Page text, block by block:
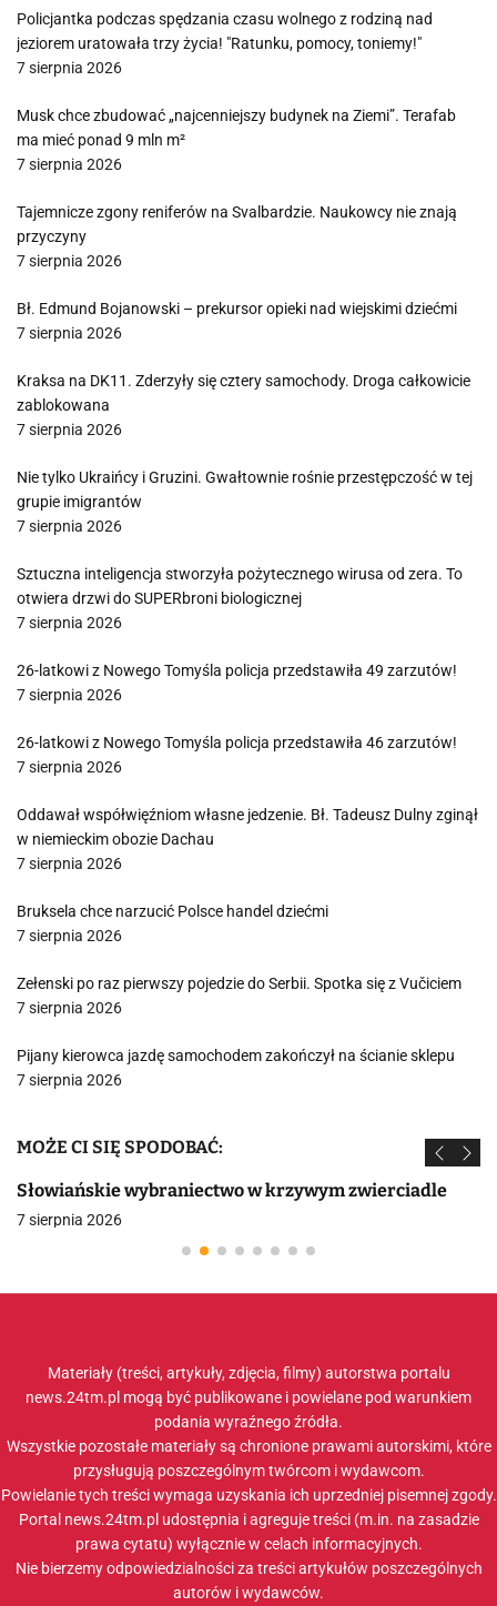
Policjantka podczas spędzania czasu wolnego z rodziną nad
jeziorem uratowała trzy życia! "Ratunku, pomocy, toniemy!"
7 sierpnia 2026
Musk chce zbudować „najcenniejszy budynek na Ziemi”. Terafab
ma mieć ponad 9 mln m²
7 sierpnia 2026
Tajemnicze zgony reniferów na Svalbardzie. Naukowcy nie znają
przyczyny
7 sierpnia 2026
Bł. Edmund Bojanowski – prekursor opieki nad wiejskimi dziećmi
7 sierpnia 2026
Kraksa na DK11. Zderzyły się cztery samochody. Droga całkowicie
zablokowana
7 sierpnia 2026
Nie tylko Ukraińcy i Gruzini. Gwałtownie rośnie przestępczość w tej
grupie imigrantów
7 sierpnia 2026
Sztuczna inteligencja stworzyła pożytecznego wirusa od zera. To
otwiera drzwi do SUPERbroni biologicznej
7 sierpnia 2026
26-latkowi z Nowego Tomyśla policja przedstawiła 49 zarzutów!
7 sierpnia 2026
26-latkowi z Nowego Tomyśla policja przedstawiła 46 zarzutów!
7 sierpnia 2026
Oddawał współwięźniom własne jedzenie. Bł. Tadeusz Dulny zginął
w niemieckim obozie Dachau
7 sierpnia 2026
Bruksela chce narzucić Polsce handel dziećmi
7 sierpnia 2026
Zełenski po raz pierwszy pojedzie do Serbii. Spotka się z Vučiciem
7 sierpnia 2026
Pijany kierowca jazdę samochodem zakończył na ścianie sklepu
7 sierpnia 2026
MOŻE CI SIĘ SPODOBAĆ:
Słowiańskie wybraniectwo w krzywym zwierciadle
7 sierpnia 2026
Materiały (treści, artykuły, zdjęcia, filmy) autorstwa portalu
news.24tm.pl mogą być publikowane i powielane pod warunkiem
podania wyraźnego źródła.
Wszystkie pozostałe materiały są chronione prawami autorskimi, które
przysługują poszczególnym twórcom i wydawcom.
Powielanie tych treści wymaga uzyskania ich uprzedniej pisemnej zgody.
Portal news.24tm.pl udostępnia i agreguje treści (m.in. na zasadzie
prawa cytatu) wyłącznie w celach informacyjnych.
Nie bierzemy odpowiedzialności za treści artykułów poszczególnych
autorów i wydawców.